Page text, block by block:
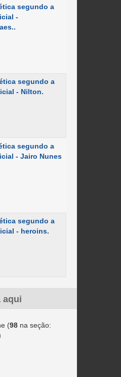
segundo a
-
segundo a
- Nilton.
segundo a
- Jairo Nunes
segundo a
- heroins.
aqui
(98na seção: